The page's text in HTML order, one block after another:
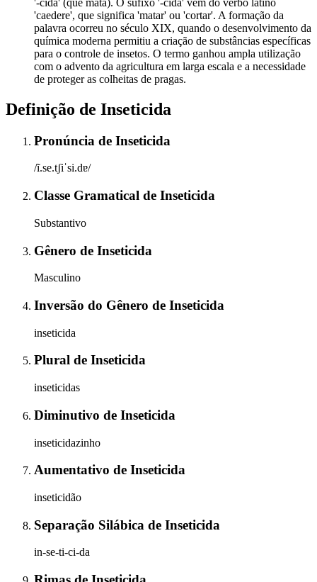
'caedere', que significa 'matar' ou 'cortar'. A formação da
palavra ocorreu no século XIX, quando o desenvolvimento da
química moderna permitiu a criação de substâncias específicas
para o controle de insetos. O termo ganhou ampla utilização
com o advento da agricultura em larga escala e a necessidade
de proteger as colheitas de pragas.
Definição de Inseticida
Pronúncia de Inseticida
/ĩ.se.tʃiˈsi.dɐ/
Classe Gramatical de Inseticida
Substantivo
Gênero de Inseticida
Masculino
Inversão do Gênero de Inseticida
inseticida
Plural de Inseticida
inseticidas
Diminutivo de Inseticida
inseticidazinho
Aumentativo de Inseticida
inseticidão
Separação Silábica de Inseticida
in-se-ti-ci-da